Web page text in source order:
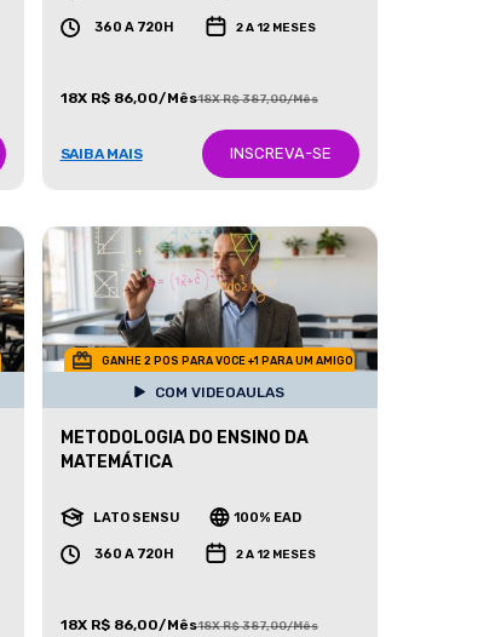
360 A 720H 2 A 12 MESES
18X R$ 86,00/Mês18X R$ 387,00/Mês
SAIBA MAIS INSCREVA-SE
GANHE 2 POS PARA VOCE +1 PARA UM AMIGO
COM VIDEOAULAS
METODOLOGIA DO ENSINO DA
MATEMÁTICA
LATO SENSU 100% EAD
360 A 720H 2 A 12 MESES
18X R$ 86,00/Mês18X R$ 387,00/Mês